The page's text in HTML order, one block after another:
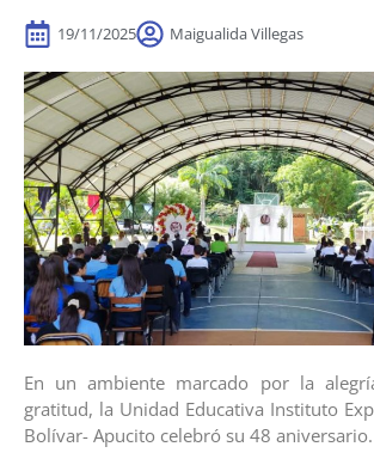
19/11/2025 Maigualida Villegas
En un ambiente marcado por la
gratitud, la Unidad Educativa Instituto
Bolívar- Apucito celebró su 48 aniversario.